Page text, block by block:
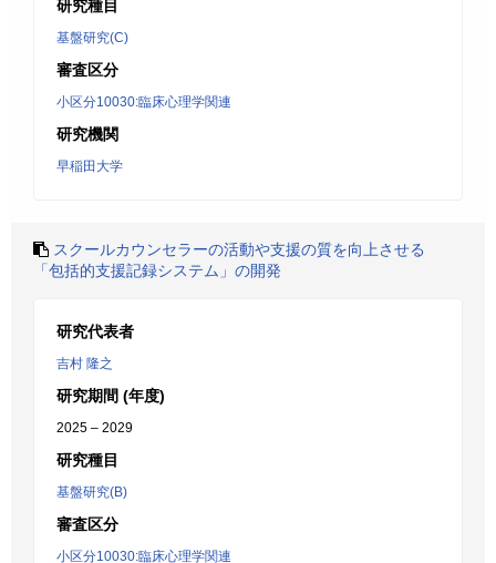
研究種目
基盤研究(C)
審査区分
小区分10030:臨床心理学関連
研究機関
早稲田大学
スクールカウンセラーの活動や支援の質を向上させる
「包括的支援記録システム」の開発
研究代表者
吉村 隆之
研究期間 (年度)
2025 – 2029
研究種目
基盤研究(B)
審査区分
小区分10030:臨床心理学関連